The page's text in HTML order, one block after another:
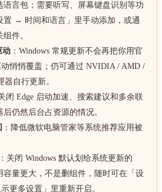
言包；需要听写、屏幕键盘识别等功
置 → 时间和语言」里手动添加，或通
件。
动 ：Windows 常规更新不会再把你用官
悄悄覆盖；仍可通过 NVIDIA / AMD /
自行更新。
闭 Edge 启动加速、搜索建议和多余联
仍然后台占资源的情况。
：降低微软电脑管家等系统推荐应用被
：关闭 Windows 默认划给系统更新的
容量更大，不是删组件，随时可在「设
多设置」里重新开启。